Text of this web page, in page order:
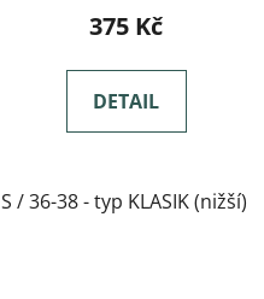
M / 39-41- typ KLASIK(nižší)
375 Kč
DETAIL
S / 36-38 - typ KLASIK (nižší)